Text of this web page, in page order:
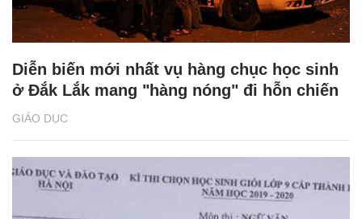
GIÁO DỤC
Diễn biến mới nhất vụ hàng chục học sinh
ở Đắk Lắk mang "hàng nóng" đi hỗn chiến